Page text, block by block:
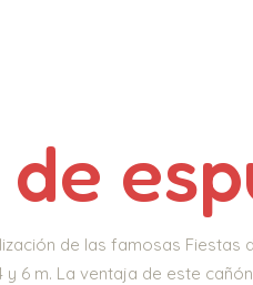
de las famosas Fiestas
6 m. La ventaja de este